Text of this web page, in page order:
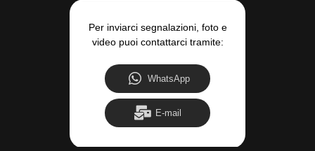
Per inviarci segnalazioni, foto e
video puoi contattarci tramite:
WhatsApp
E-mail